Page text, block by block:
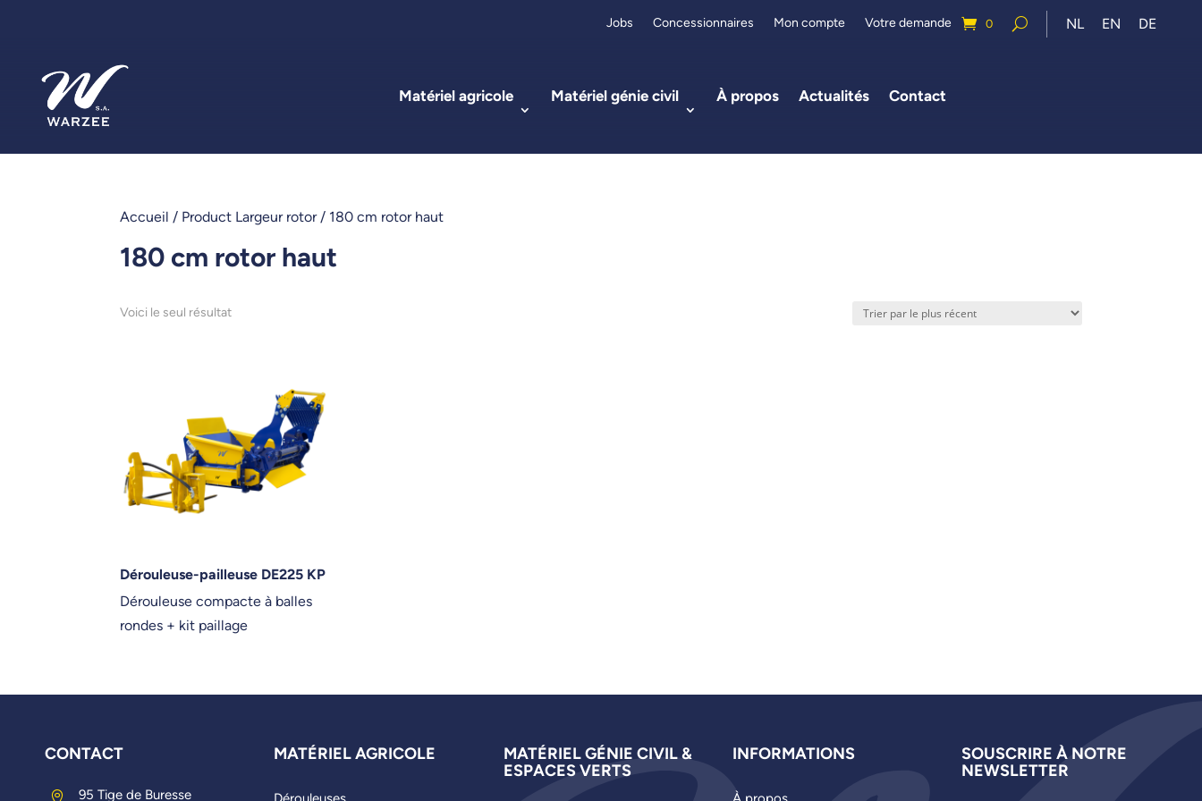
Jobs Concessionnaires Mon compte Votre demande 0 NL EN DE
Matériel agricole Matériel génie civil À propos Actualités Contact
Accueil / Product Largeur rotor / 180 cm rotor haut
180 cm rotor haut
Voici le seul résultat
Dérouleuse-pailleuse DE225 KP
Dérouleuse compacte à balles
rondes + kit paillage
CONTACT
 95 Tige de Buresse
MATÉRIEL AGRICOLE
MATÉRIEL GÉNIE CIVIL &
ESPACES VERTS
INFORMATIONS
SOUSCRIRE À NOTRE
NEWSLETTER